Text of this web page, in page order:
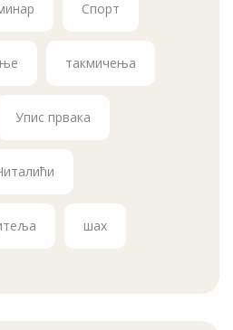
Спорт
такмичења
Упис првака
шах